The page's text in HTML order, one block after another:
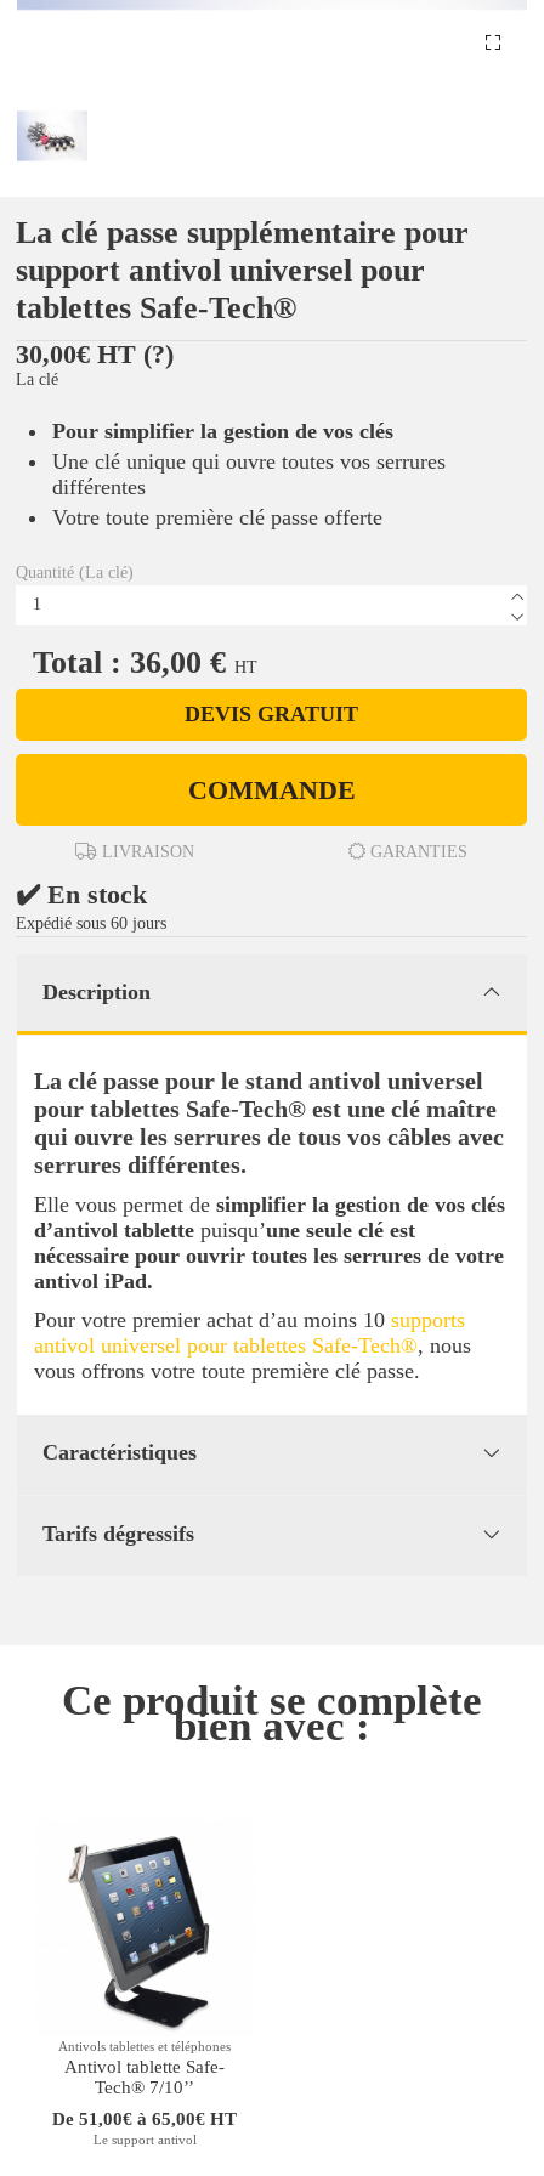
La clé passe supplémentaire pour
support antivol universel pour
tablettes Safe-Tech®
30,00€ HT (?)
La clé
Pour simplifier la gestion de vos clés
Une clé unique qui ouvre toutes vos serrures
différentes
Votre toute première clé passe offerte
Quantité (La clé)
Total : 36,00 € HT
DEVIS GRATUIT
COMMANDE
LIVRAISON GARANTIES
✔️ En stock
Expédié sous 60 jours
Description
La clé passe pour le stand antivol universel
pour tablettes Safe-Tech® est une clé maître
qui ouvre les serrures de tous vos câbles avec
serrures différentes.
Elle vous permet de simplifier la gestion de vos clés
d’antivol tablette puisqu’une seule clé est
nécessaire pour ouvrir toutes les serrures de votre
antivol iPad.
Pour votre premier achat d’au moins 10 supports
antivol universel pour tablettes Safe-Tech®, nous
vous offrons votre toute première clé passe.
Caractéristiques
Tarifs dégressifs
Ce produit se complète
bien avec :
Antivols tablettes et téléphones
Antivol tablette Safe-
Tech® 7/10’’
De 51,00€ à 65,00€ HT
Le support antivol